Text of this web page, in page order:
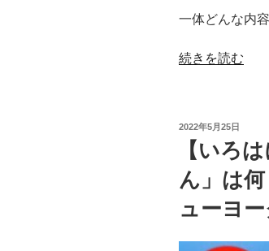
堂
州
パ
ン
ケ
キ
Cafe
一体どんな内
“【日
ア
ナ
オ
続きを読む
投
2022年5月25日
【いろ
ん」は
ューヨー